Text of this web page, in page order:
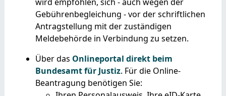
Gebührenbegleichung - vor der schriftlichen
Antragstellung mit der zuständigen
Meldebehörde in Verbindung zu setzen.
Über das Onlineportal direkt beim
Bundesamt für Justiz. Für die Online-
Beantragung benötigen Sie: